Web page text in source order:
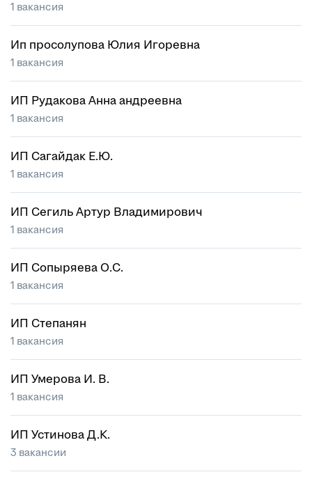
1 вакансия
Ип просолупова Юлия Игоревна
1 вакансия
ИП Рудакова Анна андреевна
1 вакансия
ИП Сагайдак Е.Ю.
1 вакансия
ИП Сегиль Артур Владимирович
1 вакансия
ИП Сопыряева О.С.
1 вакансия
ИП Степанян
1 вакансия
ИП Умерова И. В.
1 вакансия
ИП Устинова Д.К.
3 вакансии